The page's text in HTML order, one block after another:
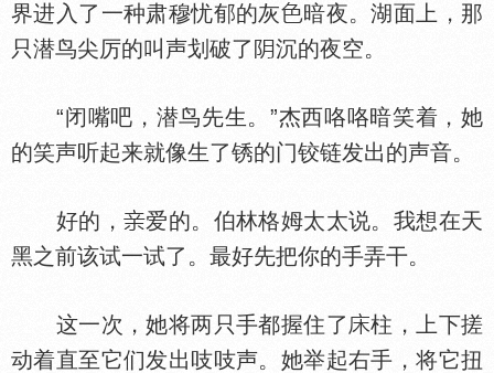
界进入了一种肃穆忧郁的灰
暗夜。湖面上，那
只潜鸟尖厉的叫声划破了
沉的夜空。
“闭嘴吧，潜鸟先生。”杰西咯咯暗笑着，她
的笑声听起来就像生了锈的门铰链发出的声音。
好的，
爱的。伯林格姆太太说。我想在天
黑之前该试一试了。最好先把你的手弄干。
这一次，她将两只手都握住了
柱，上下搓
动着直至它们发出吱吱声。她举起右手，将它扭